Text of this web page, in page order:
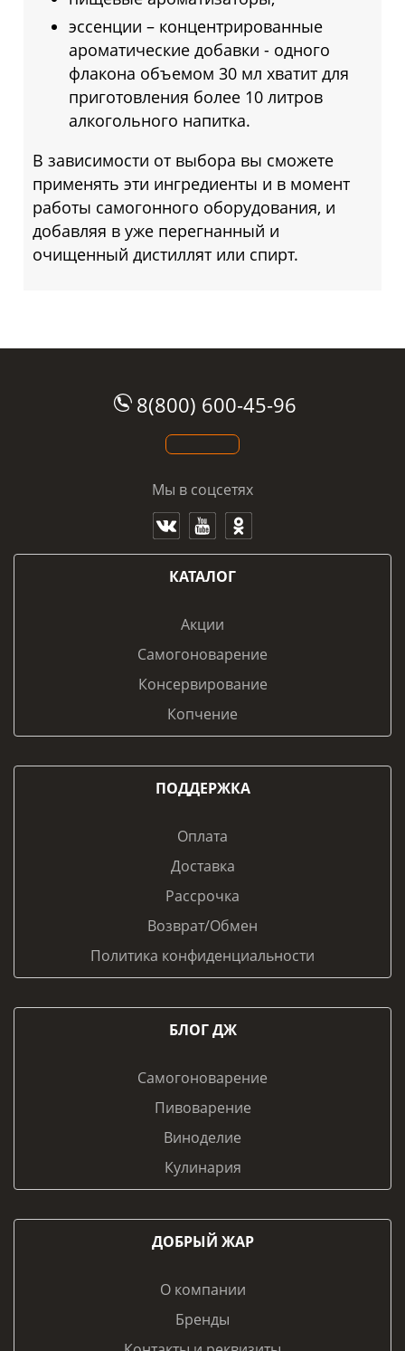
эссенции – концентрированные
ароматические добавки - одного
флакона объемом 30 мл хватит для
приготовления более 10 литров
алкогольного напитка.
В зависимости от выбора вы сможете
применять эти ингредиенты и в момент
работы самогонного оборудования, и
добавляя в уже перегнанный и
очищенный дистиллят или спирт.
8(800) 600-45-96
Мы в соцсетях
КАТАЛОГ
Акции
Самогоноварение
Консервирование
Копчение
ПОДДЕРЖКА
Оплата
Доставка
Рассрочка
Возврат/Обмен
Политика конфиденциальности
БЛОГ ДЖ
Самогоноварение
Пивоварение
Виноделие
Кулинария
ДОБРЫЙ ЖАР
О компании
Бренды